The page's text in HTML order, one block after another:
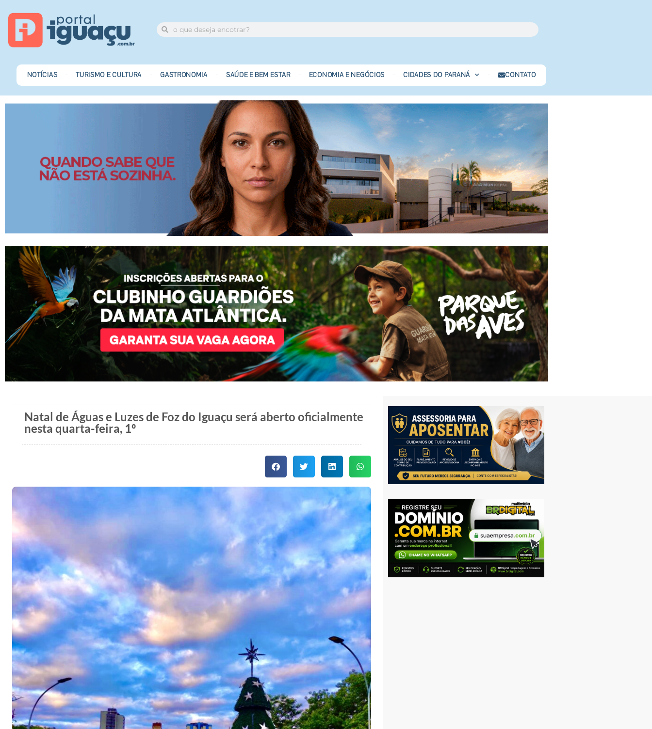
NOTÍCIAS TURISMO E CULTURA GASTRONOMIA SAÚDE E BEM ESTAR ECONOMIA E NEGÓCIOS CIDADES DO PARANÁ CONTATO
Natal de Águas e Luzes de Foz do Iguaçu será aberto oficialmente
nesta quarta-feira, 1º